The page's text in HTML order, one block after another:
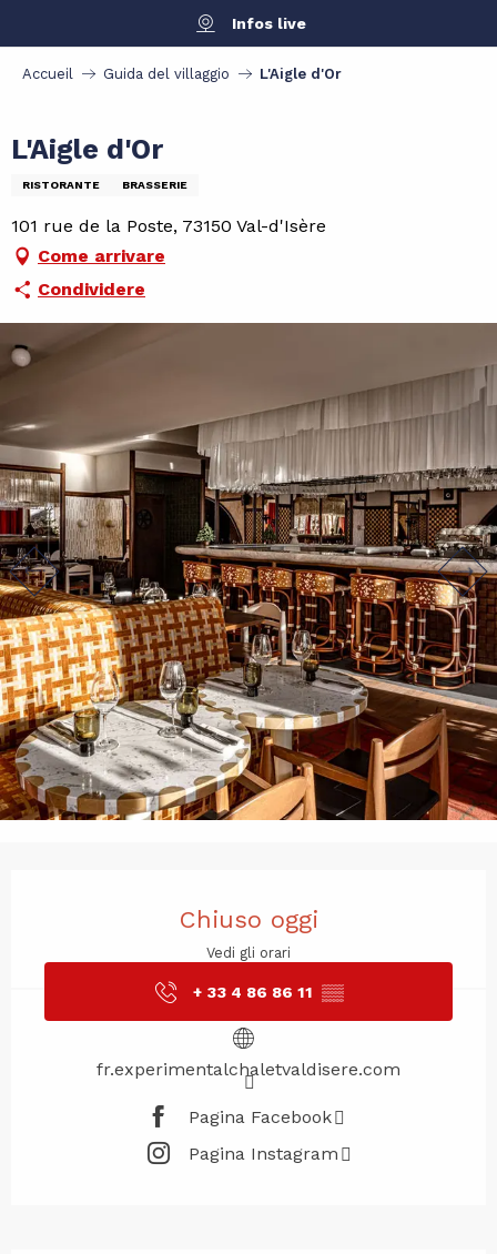
contenu
Infos live
Accueil Guida del villaggio L'Aigle d'Or
L'Aigle d'Or
RISTORANTE BRASSERIE
1‍01 rue de la Poste, 73150 Val-d'Isère
Come arrivare
Condividere
Chiuso oggi
Vedi gli orari
+ 33 4 86 86 11 ▒▒
fr.experimentalchaletvaldisere.com
Pagina Facebook
Pagina Instagram